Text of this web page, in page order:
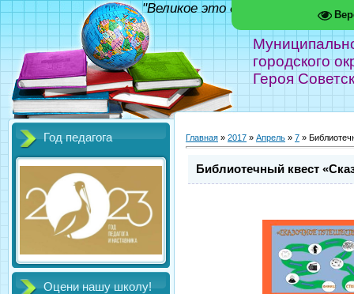
городского
Героя
"Великое это дело - школа!"
Год педагога
Оцени нашу школу!
Главная » 2017 » Апрель » 7 »
Библиотечный квест